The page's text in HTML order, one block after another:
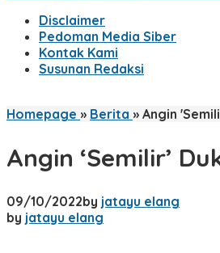
Disclaimer
Pedoman Media Siber
Kontak Kami
Susunan Redaksi
Homepage » Berita » Angin
Angin ‘Semilir’
09/10/2022by jatayu elang
by jatayu elang